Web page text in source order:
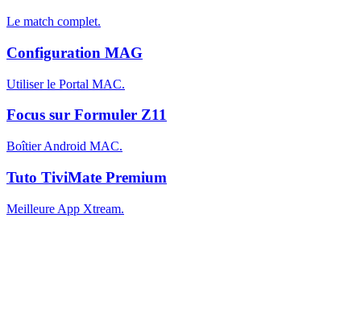
Le match complet.
Configuration MAG
Utiliser le Portal MAC.
Focus sur Formuler Z11
Boîtier Android MAC.
Tuto TiviMate Premium
Meilleure App Xtream.